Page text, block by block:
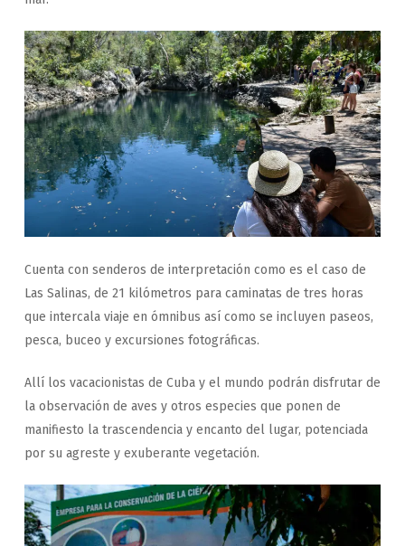
Cuenta con senderos de interpretación como es el caso de
Las Salinas, de 21 kilómetros para caminatas de tres horas
que intercala viaje en ómnibus así como se incluyen paseos,
pesca, buceo y excursiones fotográficas.
Allí los vacacionistas de Cuba y el mundo podrán disfrutar de
la observación de aves y otros especies que ponen de
manifiesto la trascendencia y encanto del lugar, potenciada
por su agreste y exuberante vegetación.